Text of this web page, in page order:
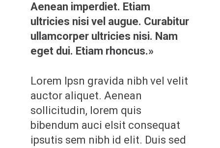
Aenean imperdiet. Etiam
ultricies nisi vel augue. Curabitur
ullamcorper ultricies nisi. Nam
eget dui. Etiam rhoncus.»
Lorem Ipsn gravida nibh vel velit
auctor aliquet. Aenean
sollicitudin, lorem quis
bibendum auci elsit consequat
ipsutis sem nibh id elit. Duis sed